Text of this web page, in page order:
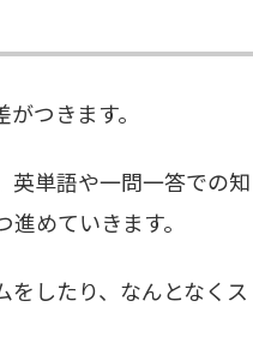
つきます。
英単語や一問一答での知
めていきます。
したり、なんとなくス